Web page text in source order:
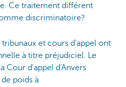
Ce traitement différent
discriminatoire?
tribunaux et cours d'appel ont
à titre préjudiciel. Le
Cour d'appel d'Anvers
poids à